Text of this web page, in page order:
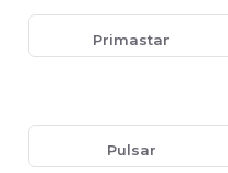
Primastar
Pulsar